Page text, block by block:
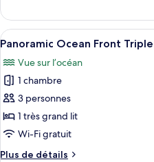
Presidential
Suite
Ocean
Front
Single
Use
Presidential
Suite
Ocean
Single
Use
Afficher
toutes
les
photos
pour
ce
type
5
Panoramic Ocean Front Triple
Vue sur l’océan
1 chambre
3 personnes
1 très grand lit
Wi-Fi gratuit
Plus de détails
Plus